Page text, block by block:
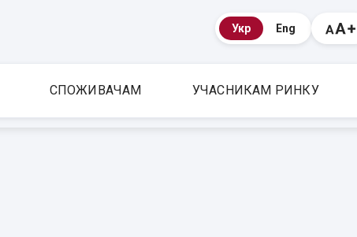
Укр Eng
СПОЖИВАЧАМ УЧАСНИКАМ РИНКУ